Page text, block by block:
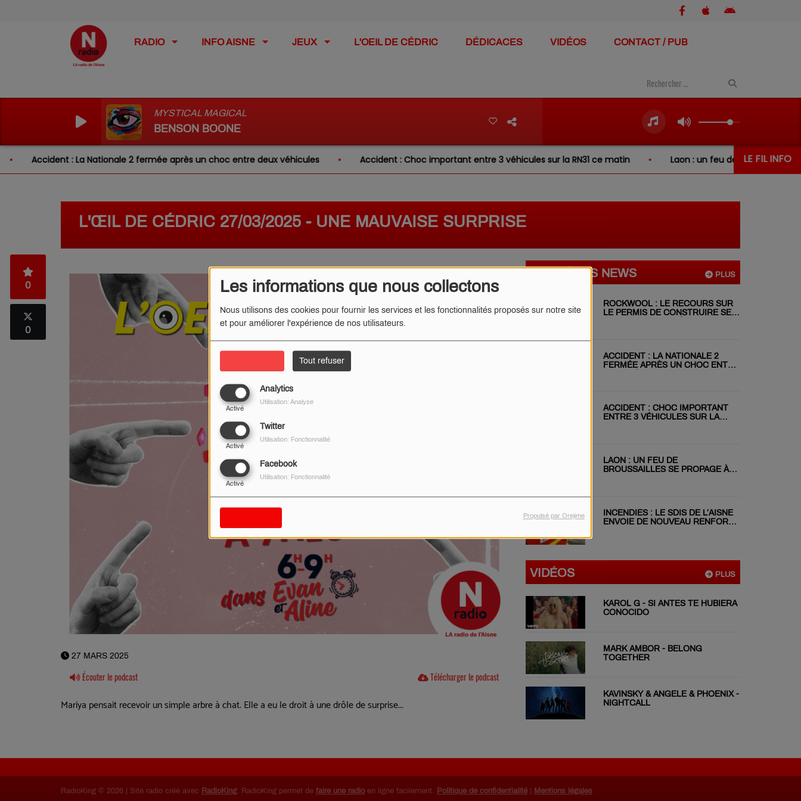
Les informations que nous collectons
Nous utilisons des cookies pour fournir les services et les fonctionnalités proposés sur notre site
et pour améliorer l'expérience de nos utilisateurs.
Tout refuser
Analytics
Activé
Utilisation: Analyse
Twitter
Activé
Utilisation: Fonctionnalité
Facebook
Activé
Utilisation: Fonctionnalité
Propulsé par Orejime
RADIO INFO AISNE JEUX L'OEIL DE CÉDRIC DÉDICACES VIDÉOS CONTACT / PUB
MYSTICAL MAGICAL
BENSON BOONE
LE FIL INFO
Accident : La Nationale 2 fermée après un choc entre deux véhicules Accident : Choc important entre 3 véhicules sur la RN31 ce matin Laon : un feu de broussailles se
L'ŒIL DE CÉDRIC 27/03/2025 - UNE MAUVAISE SURPRISE
0
0
27 MARS 2025
Écouter le podcast Télécharger le podcast
Mariya pensait recevoir un simple arbre à chat. Elle a eu le droit à une drôle de surprise...
PLUS
DERNIÈRES NEWS
ROCKWOOL : LE RECOURS SUR
LE PERMIS DE CONSTRUIRE SE
ACCIDENT : LA NATIONALE 2
FERMÉE APRÈS UN CHOC ENTRE
ACCIDENT : CHOC IMPORTANT
ENTRE 3 VÉHICULES SUR LA
LAON : UN FEU DE
BROUSSAILLES SE PROPAGE À
INCENDIES : LE SDIS DE L’AISNE
ENVOIE DE NOUVEAU RENFORT
PLUS
VIDÉOS
KAROL G - SI ANTES TE HUBIERA
CONOCIDO
MARK AMBOR - BELONG
TOGETHER
KAVINSKY & ANGELE & PHOENIX -
NIGHTCALL
RadioKing © 2026 | Site radio créé avec RadioKing. RadioKing permet de faire une radio en ligne facilement. Politique de confidentialité Mentions légales